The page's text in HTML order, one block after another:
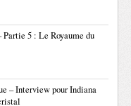
Partie 5 : Le Royaume du
– Interview pour Indiana